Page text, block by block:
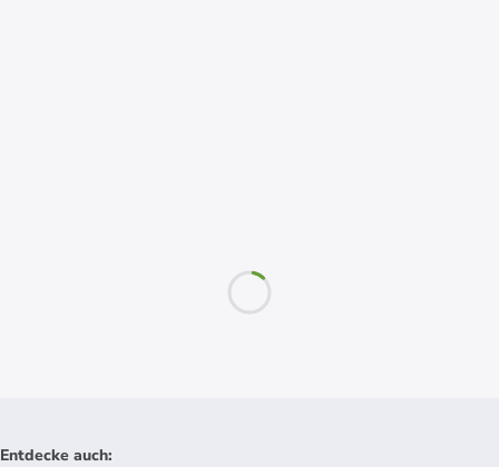
Entdecke auch: